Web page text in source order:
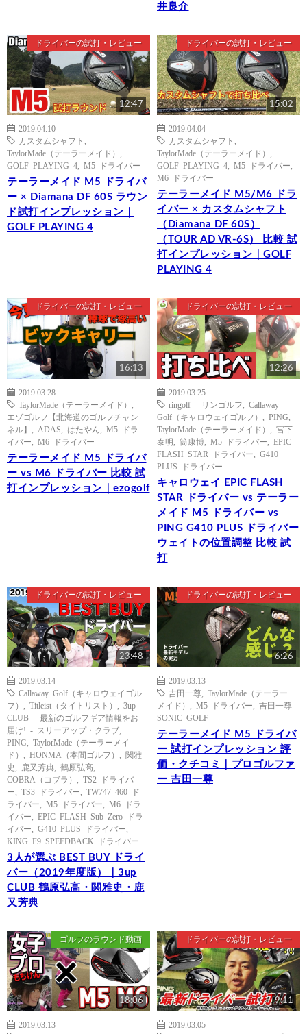
井良介
ドライバーの試打・レビュー
12:47
2019.04.10
カスタムシャフト
TaylorMade（テーラーメイド）
GOLF PLAYING 4
M5 ドライバー
テーラーメイド M5 ドライバ
ー × Diamana DF 60S ラウン
ド試打インプレッション｜
GOLF PLAYING 4
ドライバーの試打・レビュー
15:02
2019.04.04
カスタムシャフト
TaylorMade（テーラーメイド）
GOLF PLAYING 4
M5 ドライバー
M6 ドライバー
テーラーメイド M5/M6 ドラ
イバー × カスタムシャフト
（Diamana DF 60S）
（TOUR AD VR-6S） 比較 試
打インプレッション｜GOLF
PLAYING 4
ドライバーの試打・レビュー
16:13
2019.03.28
TaylorMade（テーラーメイド）
エゾゴルフ【北海道のゴルフチャン
ネル】
ADAS はたやん
M5 ドラ
イバー
M6 ドライバー
テーラーメイド M5 ドライバ
ー vs M6 ドライバー 比較 試
打インプレッション｜ezogolf
ドライバーの試打・レビュー
12:26
2019.03.25
ringolf - リンゴルフ
Callaway
Golf（キャロウェイゴルフ）
PING
TaylorMade（テーラーメイド）
宮下
泰明
筒康博 M5 ドライバー
EPIC
FLASH STAR ドライバー
G410
PLUS ドライバー
キャロウェイ EPIC FLASH
STAR ドライバー vs テーラー
メイド M5 ドライバー vs
PING G410 PLUS ドライバー
ウェイトの位置調整 比較 試
打
ドライバーの試打・レビュー
23:48
2019.03.14
Callaway Golf（キャロウェイゴル
フ）
Titleist（タイトリスト）
3up
CLUB - 最新のゴルフギア情報をお
届け! - スリーアップ・クラブ
PING
TaylorMade（テーラーメイ
ド）
HONMA（本間ゴルフ）
関雅
史
鹿又芳典 鶴原弘高
COBRA（コブラ）
TS2 ドライバ
ー
TS3 ドライバー
TW747 460 ド
ライバー
M5 ドライバー
M6 ドラ
イバー
EPIC FLASH Sub Zero ドラ
イバー
G410 PLUS ドライバー
KING F9 SPEEDBACK ドライバー
3人が選ぶ BEST BUY ドライ
バー（2019年度版）｜3up
CLUB 鶴原弘高・関雅史・鹿
又芳典
ドライバーの試打・レビュー
6:26
2019.03.13
吉田一尊
TaylorMade（テーラー
メイド）
M5 ドライバー
吉田一尊
SONIC GOLF
テーラーメイド M5 ドライバ
ー 試打インプレッション 評
価・クチコミ｜プロゴルファ
ー 吉田一尊
ゴルフのラウンド動画
18:06
2019.03.13
ドライバーの試打・レビュー
9:11
2019.03.05